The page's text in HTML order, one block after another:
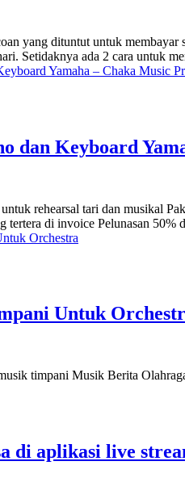
yang dituntut untuk
Setidaknya ada 2 cara untuk
dan Keyboard
rehearsal tari dan musikal
tertera di invoice Pelunasan 50%
Untuk
timpani Musik Berita
di aplikasi live